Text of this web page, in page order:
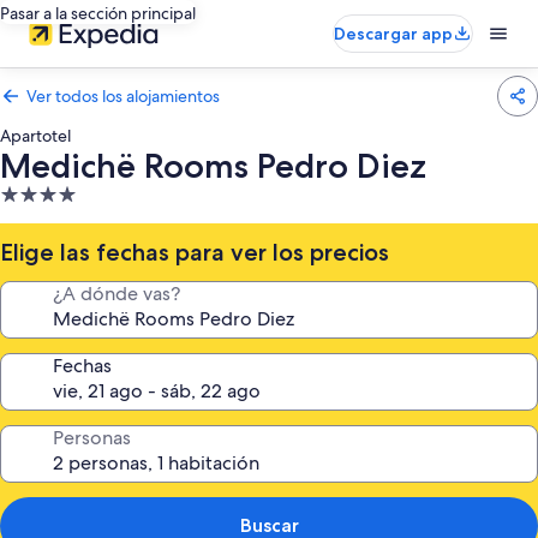
Pasar a la sección principal
Descargar app
Ver todos los alojamientos
Apartotel
Medichë Rooms Pedro Diez
Alojamiento
de
4.0 estrellas
Elige las fechas para ver los precios
¿A dónde vas?
Fechas
Personas
Buscar